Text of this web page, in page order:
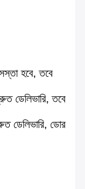
হবে, তবে
ডেলিভারি, তবে
ডেলিভারি, ডোর